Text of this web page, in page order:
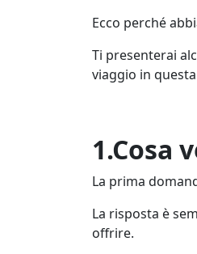
Ecco perché
Ti presenterai
viaggio in
1.Cosa
La prima
La risposta è
offrire.